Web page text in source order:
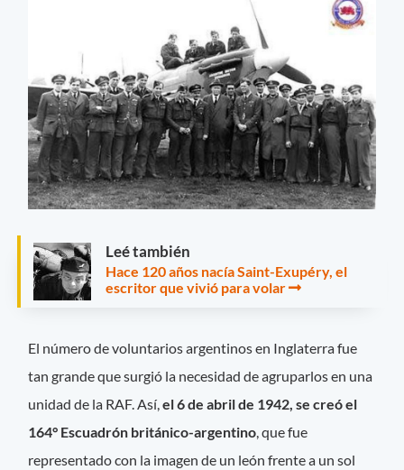
Leé también
Hace 120 años nacía Saint-Exupéry, el
escritor que vivió para volar
El número de voluntarios argentinos en Inglaterra fue
tan grande que surgió la necesidad de agruparlos en una
unidad de la RAF. Así,el 6 de abril de 1942, se creó el
164° Escuadrón británico-argentino, que fue
representado con la imagen de un león frente a un sol